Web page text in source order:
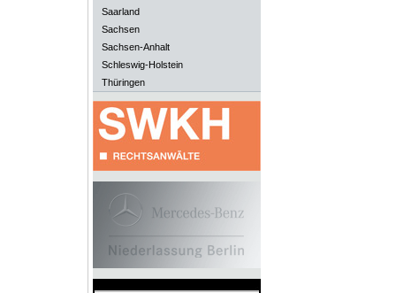
Saarland
Sachsen
Sachsen-Anhalt
Schleswig-Holstein
Thüringen